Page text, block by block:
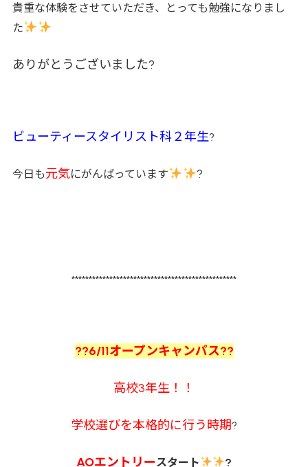
貴重な体験をさせていただき、とっても勉強になりまし
た
ありがとうございました?
ビューティースタイリスト科２年生?
今日も元気にがんばっています ?
************************************************
??6/11オープンキャンパス??
高校3年生！！
学校選びを本格的に行う時期?
AOエントリースタート ?